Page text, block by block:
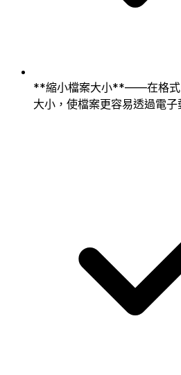
**縮小檔案大小**——在格式
大小，使檔案更容易透過電子